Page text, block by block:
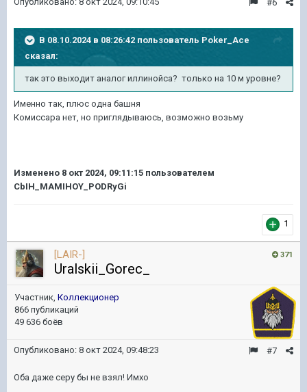
#6
В 08.10.2024 в 08:26:42 пользователь Poker_Ace
сказал:
так это выходит аналог иллинойса? только на 10 м уровне?
Именно так, плюс одна башня
Комиссара нет, но приглядываюсь, возможно возьму
Изменено 8 окт 2024, 09:11:15 пользователем
CbIH_MAMIHOY_PODRyGi
1
371
[LAIR-]
Uralskii_Gorec_
Участник, Коллекционер
866 публикаций
49 636 боёв
#7
Опубликовано: 8 окт 2024, 09:48:23
Оба даже серу бы не взял! Имхо